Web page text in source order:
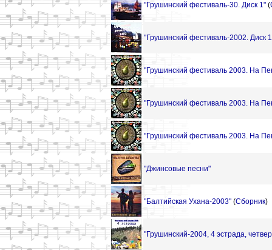
"Грушинский фестиваль-30. Диск 1" (
"Грушинский фестиваль-2002. Диск
"Грушинский фестиваль 2003. На
"Грушинский фестиваль 2003. На
"Грушинский фестиваль 2003. На
"Джинсовые песни"
"Балтийская Ухана-2003" (Сборник)
"Грушинский-2004, 4 эстрада,